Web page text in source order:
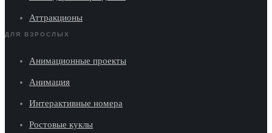
Аттракционы
ДЛЯ ВЗРОСЛЫХ
Анимационные проекты
Анимация
Интерактивные номера
Ростовые куклы